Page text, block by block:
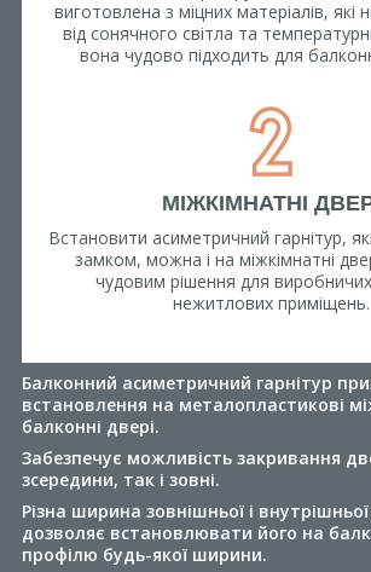
виготовлена з міцних матеріалів,
від сонячного світла та
вона чудово підходить для
МІЖКІМНАТНІ
Встановити асиметричний гарнітур,
замком, можна і на міжкімнатні
чудовим рішення для
нежитлових приміщень.
Балконний асиметричний гарнітур
встановлення на металопластикові
балконні двері.
Забезпечує можливість закривання
зсередини, так і зовні.
Різна ширина зовнішньої і
дозволяє встановлювати його на
профілю будь-якої ширини.